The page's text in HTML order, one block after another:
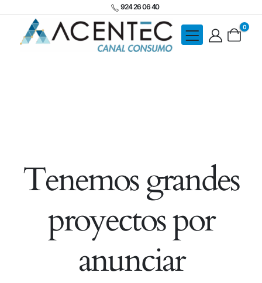
924 26 06 40
0
Tenemos grandes
proyectos por
anunciar